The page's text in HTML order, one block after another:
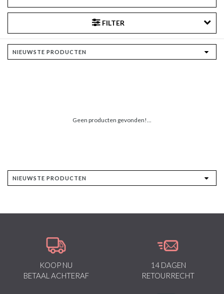
FILTER
Geen producten gevonden!...
KOOP NU
BETAAL ACHTERAF
14 DAGEN
RETOURRECHT